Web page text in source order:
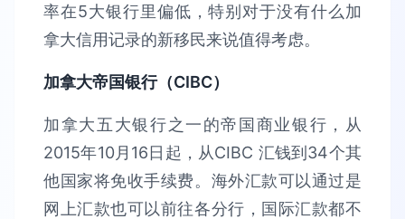
率在5大银行里偏低，特别对于没有什么加
拿大信用记录的新移民来说值得考虑。
加拿大帝国银行（CIBC）
加拿大五大银行之一的帝国商业银行，从
2015年10月16日起，从CIBC 汇钱到34个其
他国家将免收手续费。海外汇款可以通过是
网上汇款也可以前往各分行，国际汇款都不